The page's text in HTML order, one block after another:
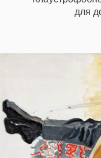
для